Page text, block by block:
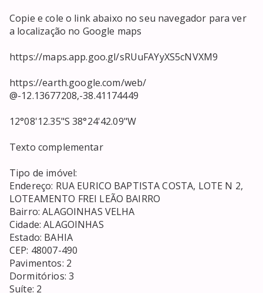
Copie e cole o link abaixo no seu navegador para ver
a localização no Google maps
https://maps.app.goo.gl/sRUuFAYyXS5cNVXM9
https://earth.google.com/web/
@-12.13677208,-38.41174449
12°08'12.35"S 38°24'42.09"W
Texto complementar
Tipo de imóvel:
Endereço: RUA EURICO BAPTISTA COSTA, LOTE N 2,
LOTEAMENTO FREI LEÃO BAIRRO
Bairro: ALAGOINHAS VELHA
Cidade: ALAGOINHAS
Estado: BAHIA
CEP: 48007-490
Pavimentos: 2
Dormitórios: 3
Suíte: 2